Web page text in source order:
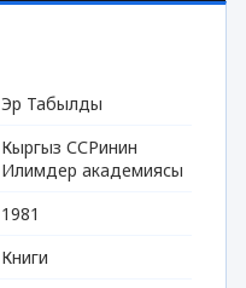
Эр Табылды
Кыргыз ССРинин
Илимдер академиясы
1981
Книги